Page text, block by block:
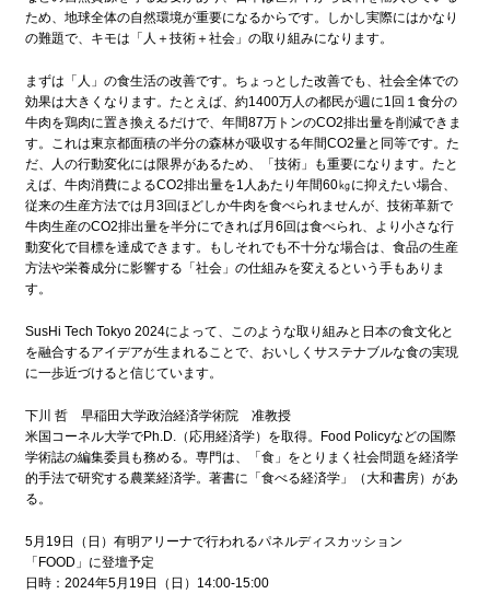
ため、地球全体の自然環境が重要になるからです。しかし実際にはかなり
の難題で、キモは「人＋技術＋社会」の取り組みになります。
まずは「人」の食生活の改善です。ちょっとした改善でも、社会全体での
効果は大きくなります。たとえば、約1400万人の都民が週に1回１食分の
牛肉を鶏肉に置き換えるだけで、年間87万トンのCO2排出量を削減できま
す。これは東京都面積の半分の森林が吸収する年間CO2量と同等です。た
だ、人の行動変化には限界があるため、「技術」も重要になります。たと
えば、牛肉消費によるCO2排出量を1人あたり年間60㎏に抑えたい場合、
従来の生産方法では月3回ほどしか牛肉を食べられませんが、技術革新で
牛肉生産のCO2排出量を半分にできれば月6回は食べられ、より小さな行
動変化で目標を達成できます。もしそれでも不十分な場合は、食品の生産
方法や栄養成分に影響する「社会」の仕組みを変えるという手もありま
す。
SusHi Tech Tokyo 2024によって、このような取り組みと日本の食文化と
を融合するアイデアが生まれることで、おいしくサステナブルな食の実現
に一歩近づけると信じています。
下川 哲 早稲田大学政治経済学術院 准教授
米国コーネル大学でPh.D.（応用経済学）を取得。Food Policyなどの国際
学術誌の編集委員も務める。専門は、「食」をとりまく社会問題を経済学
的手法で研究する農業経済学。著書に「食べる経済学」（大和書房）があ
る。
5月19日（日）有明アリーナで行われるパネルディスカッション
「FOOD」に登壇予定
日時：2024年5月19日（日）14:00-15:00